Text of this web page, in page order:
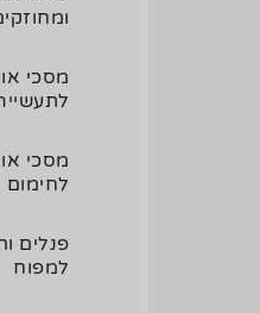
מסכי
מסכי
לחימום
פנלים
למפוח